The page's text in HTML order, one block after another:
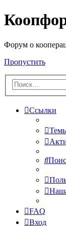
Форум о
Пропустить
Ссылки
FAQ
Вход